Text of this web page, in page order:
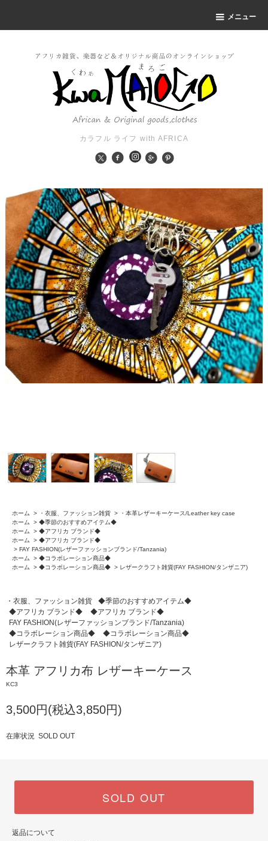
メニュー
カラフル ライフ with AFRICA
ホーム > ・衣服、ファッション雑貨 >
・本革レザーキーケース/Leather key case
ホーム
> ◆季節のおすすめアイテム◆
ホーム
> ◆アフリカ ブランド◆
ホーム
> ◆アフリカ ブランド◆
> FAY FASHION(レザーファッションブランド/Tanzania)
ホーム
> ◆コラボレーション商品◆
ホーム
> ◆コラボレーション商品◆ > レザークラフト雑貨(FAY FASHION/タンザニア)
・衣服、ファッション雑貨
◆季節のおすすめアイテム◆
◆アフリカ ブランド◆
◆アフリカ ブランド◆
FAY FASHION(レザーファッションブランド/Tanzania)
◆コラボレーション商品◆
◆コラボレーション商品◆
レザークラフト雑貨(FAY FASHION/タンザニア)
本革 アフリカ布 レザーキーケース
KC3
3,500円(税込3,850円)
在庫状況 SOLD OUT
SOLD OUT
返品について